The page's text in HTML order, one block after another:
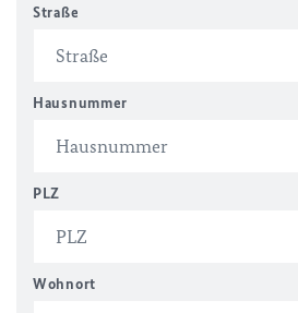
Straße
Hausnummer
PLZ
Wohnort